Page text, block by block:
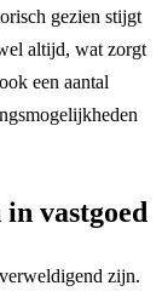
gezien stijgt
altijd, wat zorgt
een aantal
vastgoed
zijn.